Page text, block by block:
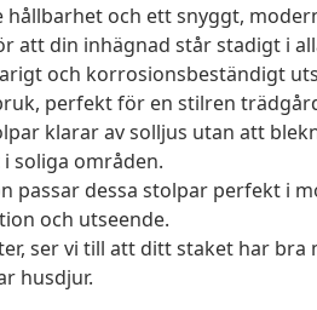
hållbarhet och ett snyggt,
att din inhägnad står stadigt i
och korrosionsbeständigt
perfekt för en stilren
klarar av solljus utan att
soliga områden.
passar dessa stolpar perfekt i
och utseende.
ser vi till att ditt staket har
husdjur.